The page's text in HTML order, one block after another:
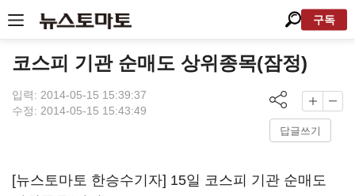
구독
코스피 기관 순매도 상위종목(잠정)
입력: 2014-05-15 15:39:37
수정: 2014-05-15 15:43:49
답글쓰기
[뉴스토마토 한승수기자] 15일 코스피 기관 순매도